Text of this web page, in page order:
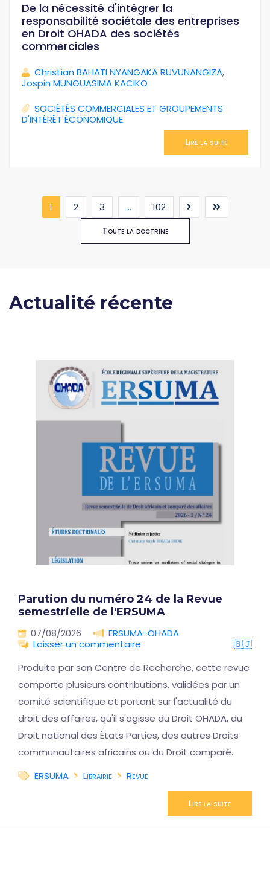
De la nécessité d'intégrer la
responsabilité sociétale des entreprises
en Droit OHADA des sociétés
commerciales
Christian BAHATI NYANGAKA RUVUNANGIZA,
Jospin MUNGUASIMA KACIKO
SOCIÉTÉS COMMERCIALES ET GROUPEMENTS
D'INTÉRÊT ÉCONOMIQUE
Lire la suite
1 (current)
2 3 ... 102
Toute la doctrine
Actualité récente
Parution du numéro 24 de la Revue
semestrielle de l'ERSUMA
07/08/2026
ERSUMA-OHADA
Laisser un commentaire
🇧🇯
Produite par son Centre de Recherche, cette revue
comporte plusieurs contributions, validées par un
comité scientifique et portant sur l'actualité du
droit des affaires, qu'il s'agisse du Droit OHADA, du
Droit national des États Parties, des autres Droits
communautaires africains ou du Droit comparé.
ERSUMA
Librairie Revue
Lire la suite